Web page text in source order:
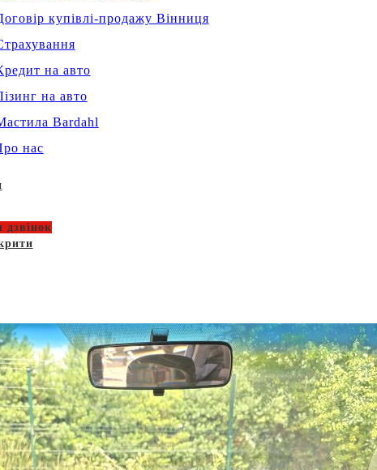
купівлі-продажу Вінниця
на авто
на авто
Bardahl
нас
дзвінок